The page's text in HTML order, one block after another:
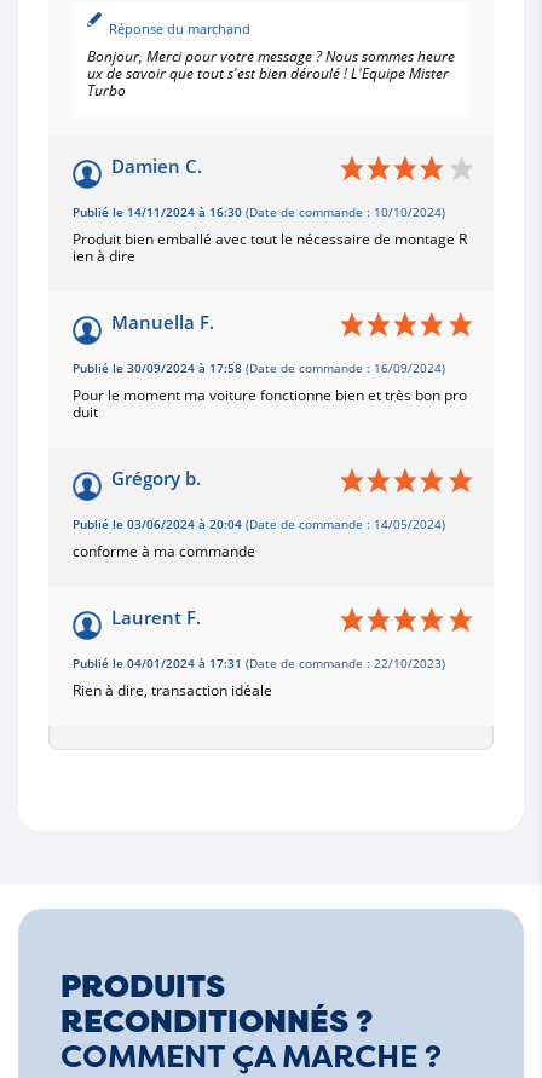
Réponse du marchand
Bonjour, Merci pour votre message ? Nous sommes heure
ux de savoir que tout s'est bien déroulé ! L'Equipe Mister
Turbo
Damien C.
Publié le 14/11/2024 à 16:30 (Date de commande : 10/10/2024)
Produit bien emballé avec tout le nécessaire de montage R
ien à dire
Manuella F.
Publié le 30/09/2024 à 17:58 (Date de commande : 16/09/2024)
Pour le moment ma voiture fonctionne bien et très bon pro
duit
Grégory b.
Publié le 03/06/2024 à 20:04 (Date de commande : 14/05/2024)
conforme à ma commande
Laurent F.
Publié le 04/01/2024 à 17:31 (Date de commande : 22/10/2023)
Rien à dire, transaction idéale
PRODUITS
RECONDITIONNÉS ?
COMMENT ÇA MARCHE ?